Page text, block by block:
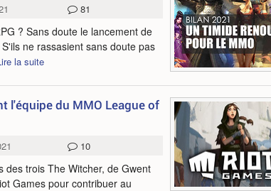
81
? Sans doute le lancement de
ne rassasient sans doute pas
la suite
l'équipe du MMO League of
10
des trois The Witcher, de Gwent
Games pour contribuer au